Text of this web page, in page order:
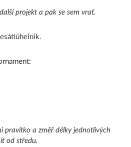
projekt a pak se sem vrať.
pravítko a změř délky jednotlivých
od středu.